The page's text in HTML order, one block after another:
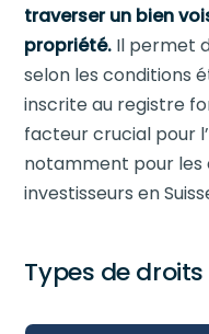
traverser un bien
propriété. Il permet
selon les conditions
inscrite au registre
facteur crucial pour
notamment pour
investisseurs en
Types de